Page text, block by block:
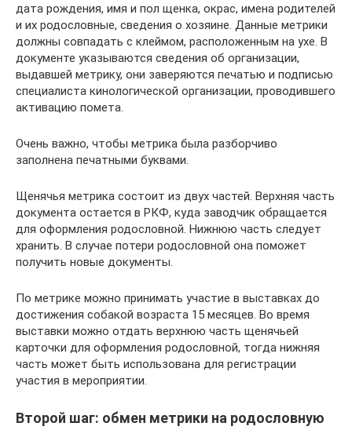
дата рождения, имя и пол щенка, окрас, имена родителей
и их родословные, сведения о хозяине. Данные метрики
должны совпадать с клеймом, расположенным на ухе. В
документе указываются сведения об организации,
выдавшей метрику, они заверяются печатью и подписью
специалиста кинологической организации, проводившего
активацию помета.
Очень важно, чтобы метрика была разборчиво
заполнена печатными буквами.
Щенячья метрика состоит из двух частей. Верхняя часть
документа остается в РКФ, куда заводчик обращается
для оформления родословной. Нижнюю часть следует
хранить. В случае потери родословной она поможет
получить новые документы.
По метрике можно принимать участие в выставках до
достижения собакой возраста 15 месяцев. Во время
выставки можно отдать верхнюю часть щенячьей
карточки для оформления родословной, тогда нижняя
часть может быть использована для регистрации
участия в мероприятии.
Второй шаг: обмен метрики на родословную